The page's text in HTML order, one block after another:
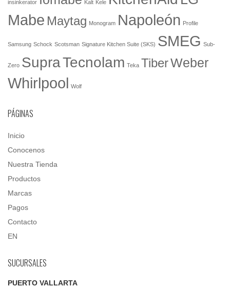
insinkerator Kalt Kele
Mabe Maytag Monogram Napoleón Profile
Samsung Schock Scotsman Signature Kitchen Suite (SKS) SMEG Sub-
Zero SupraTecnolam Teka TiberWeber
Whirlpool Wolf
PÁGINAS
Inicio
Conocenos
Nuestra Tienda
Productos
Marcas
Pagos
Contacto
EN
SUCURSALES
PUERTO VALLARTA